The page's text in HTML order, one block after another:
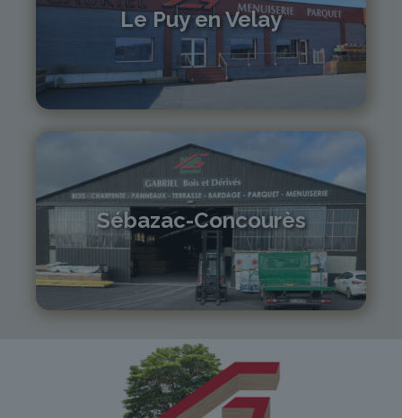
Le Puy en Velay
04 71 01 13 30
lepuy@gabriel-sa.fr
Sébazac-Concourès
05 81 55 83 89
monistrol@gabriel-sa.fr